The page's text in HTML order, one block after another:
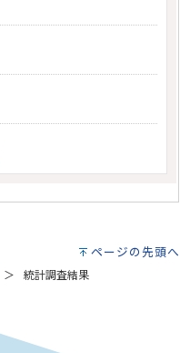
ページの先頭へ
統計調査結果